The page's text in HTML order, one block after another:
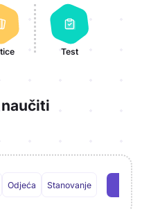
Test
Odjeća Stanovanje